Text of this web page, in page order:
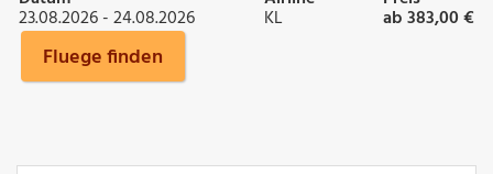
23.08.2026 - 24.08.2026 KL ab 383,00 €
Fluege finden